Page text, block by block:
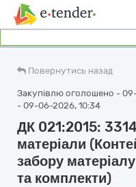
Повернутись назад
Закупівлю оголошено - 09-
- 09-06-2026, 10:34
ДК 021:2015:
матеріали
забору
та комплекти)